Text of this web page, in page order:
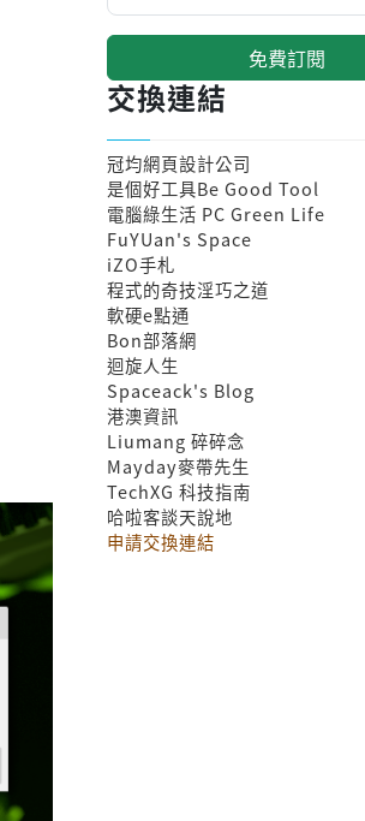
免費訂閱
交換連結
冠均網頁設計公司
是個好工具Be Good Tool
電腦綠生活 PC Green Life
FuYUan's Space
iZO手札
程式的奇技淫巧之道
軟硬e點通
Bon部落網
迴旋人生
Spaceack's Blog
港澳資訊
Liumang 碎碎念
Mayday麥帶先生
TechXG 科技指南
哈啦客談天說地
申請交換連結